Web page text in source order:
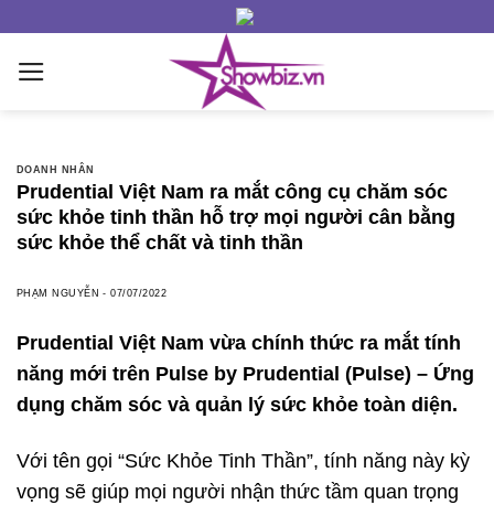
content
DOANH NHÂN
Prudential Việt Nam ra mắt công cụ chăm sóc
sức khỏe tinh thần hỗ trợ mọi người cân bằng
sức khỏe thể chất và tinh thần
PHẠM NGUYỄN -07/07/2022
Prudential Việt Nam vừa chính thức ra mắt tính
năng mới trên Pulse by Prudential (Pulse) – Ứng
dụng chăm sóc và quản lý sức khỏe toàn diện.
Với tên gọi “Sức Khỏe Tinh Thần”, tính năng này kỳ
vọng sẽ giúp mọi người nhận thức tầm quan trọng